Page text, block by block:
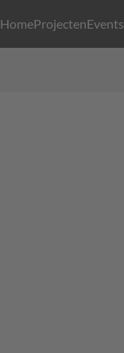
HomeProjectenEvents